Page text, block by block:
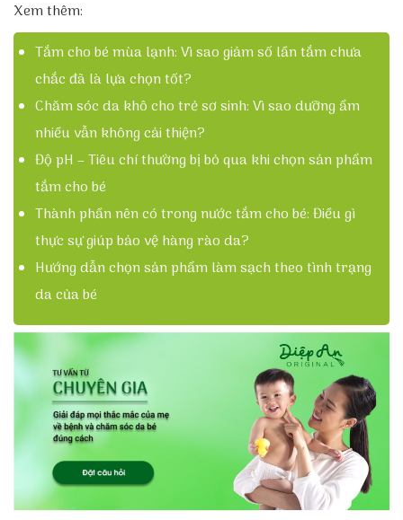
Xem thêm:
Tắm cho bé mùa lạnh: Vì sao giảm số lần tắm chưa
chắc đã là lựa chọn tốt?
Chăm sóc da khô cho trẻ sơ sinh: Vì sao dưỡng ẩm
nhiều vẫn không cải thiện?
Độ pH – Tiêu chí thường bị bỏ qua khi chọn sản phẩm
tắm cho bé
Thành phần nên có trong nước tắm cho bé: Điều gì
thực sự giúp bảo vệ hàng rào da?
Hướng dẫn chọn sản phẩm làm sạch theo tình trạng
da của bé